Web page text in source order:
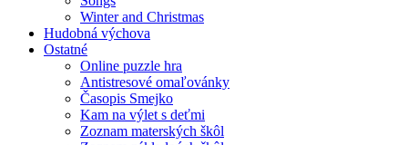
Winter and Christmas
Hudobná výchova
Ostatné
Online puzzle hra
Antistresové omaľovánky
Časopis Smejko
Kam na výlet s deťmi
Zoznam materských škôl